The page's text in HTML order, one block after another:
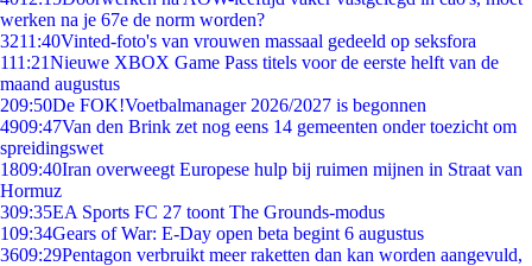
werken na je 67e de norm worden?
3211:40Vinted-foto's van vrouwen massaal gedeeld op seksfora
111:21Nieuwe XBOX Game Pass titels voor de eerste helft van de
maand augustus
209:50De FOK!Voetbalmanager 2026/2027 is begonnen
4909:47Van den Brink zet nog eens 14 gemeenten onder toezicht om
spreidingswet
1809:40Iran overweegt Europese hulp bij ruimen mijnen in Straat van
Hormuz
309:35EA Sports FC 27 toont The Grounds-modus
109:34Gears of War: E-Day open beta begint 6 augustus
3609:29Pentagon verbruikt meer raketten dan kan worden aangevuld,